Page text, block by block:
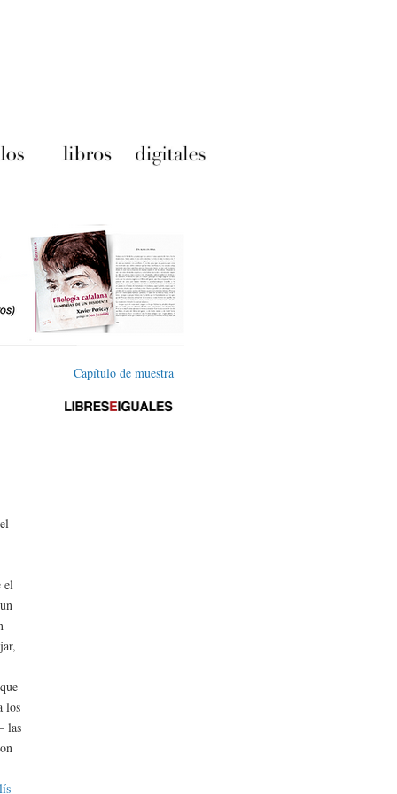
Capítulo de muestra
el
los
las